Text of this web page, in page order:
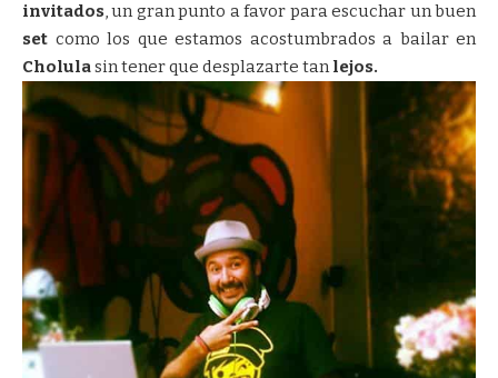
invitados, un gran punto a favor para escuchar un buen
set como los que estamos acostumbrados a bailar en
Cholulasin tener que desplazarte tanlejos.